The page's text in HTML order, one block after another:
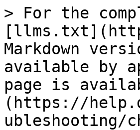
> For the
Markdown
available by
page is
(https://
ubleshooting/